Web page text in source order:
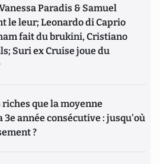
Paradis & Samuel
le leur; Leonardo di Caprio
fait du brukini, Cristiano
Suri ex Cruise joue du
que la moyenne
année consécutive : jusqu'où
?